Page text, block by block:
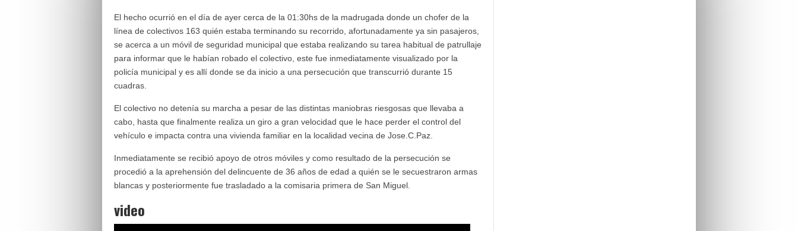
El hecho ocurrió en el día de ayer cerca de la 01:30hs de la madrugada donde un chofer de la
línea de colectivos 163 quién estaba terminando su recorrido, afortunadamente ya sin pasajeros,
se acerca a un móvil de seguridad municipal que estaba realizando su tarea habitual de patrullaje
para informar que le habían robado el colectivo, este fue inmediatamente visualizado por la
policía municipal y es allí donde se da inicio a una persecución que transcurrió durante 15
cuadras.
El colectivo no detenía su marcha a pesar de las distintas maniobras riesgosas que llevaba a
cabo, hasta que finalmente realiza un giro a gran velocidad que le hace perder el control del
vehículo e impacta contra una vivienda familiar en la localidad vecina de Jose.C.Paz.
Inmediatamente se recibió apoyo de otros móviles y como resultado de la persecución se
procedió a la aprehensión del delincuente de 36 años de edad a quién se le secuestraron armas
blancas y posteriormente fue trasladado a la comisaria primera de San Miguel.
video